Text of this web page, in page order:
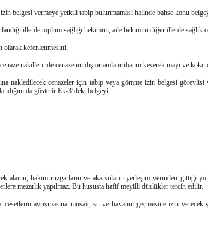
belgesi vermeye yetkili tabip bulunmaması halinde bahse konu
illerde toplum sağlığı hekimini, aile hekimini diğer illerde sağlık
olarak kefenlenmesini,
nakillerinde cenazenin dış ortamla irtibatını keserek mayi ve koku
nakledilecek cenazeler için tabip veya gömme izin belgesi
da gösterir Ek-3’deki belgeyi,
alanın, hakim rüzgarların ve akarsuların yerleşim yerinden gittiği
mezarlık yapılmaz. Bu hususta hafif meyilli düzlükler tercih edilir.
cesetlerin ayrışmasına müsait, su ve havanın geçmesine izin